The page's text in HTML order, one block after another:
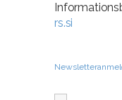
rs.si